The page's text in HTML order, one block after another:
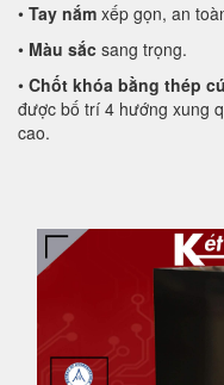
• Tay nắm xếp gọn, an
• Màu sắc sang trọng.
• Chốt khóa bằng thép
được bố trí 4 hướng xung
cao.